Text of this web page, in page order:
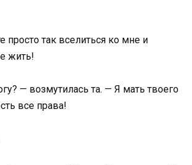
так вселиться ко мне и
жить!
— возмутилась та. — Я мать твоего
все права!